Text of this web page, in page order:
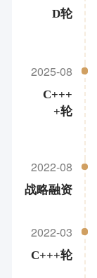
D轮
2025-08
C+++
+轮
2022-08
战略融资
2022-03
C+++轮